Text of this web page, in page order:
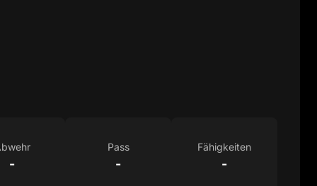
-
Pass
-
Fähigkeiten
-